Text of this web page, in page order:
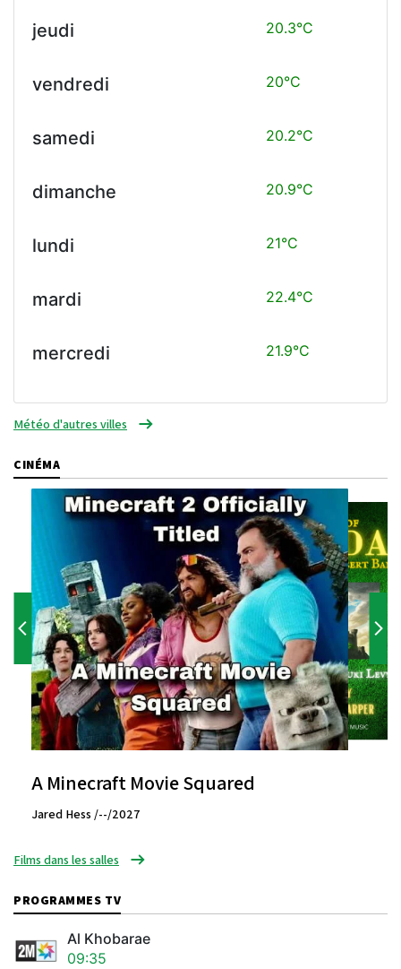
jeudi 20.3°C
vendredi 20°C
samedi 20.2°C
dimanche 20.9°C
lundi 21°C
mardi 22.4°C
mercredi 21.9°C
Météo d'autres villes
CINÉMA
A Minecraft Movie Squared
Jared Hess /--/2027
Films dans les salles
PROGRAMMES TV
Al Khobarae
09:35